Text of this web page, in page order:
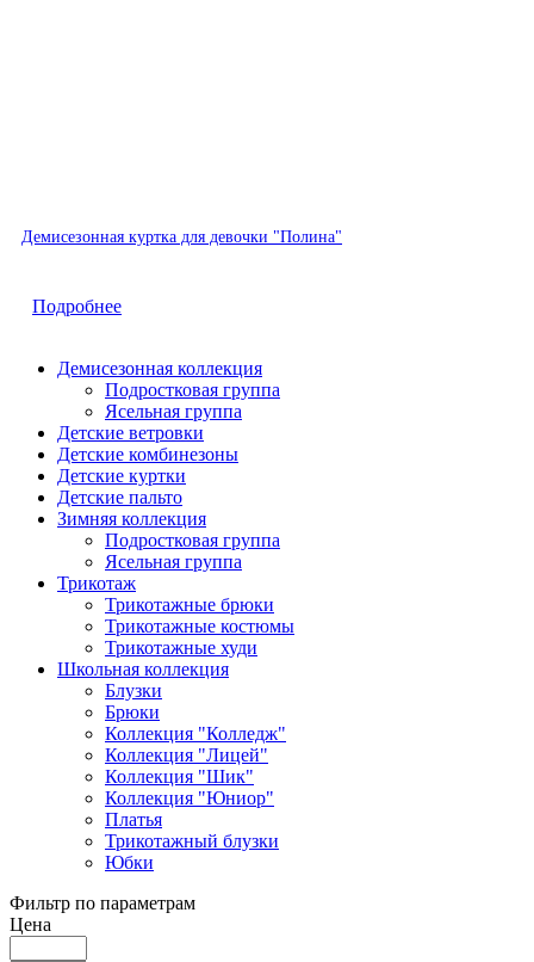
Быстрый просмотр
Демисезонная куртка для девочки "Полина"
Подробнее
Демисезонная коллекция
Подростковая группа
Ясельная группа
Детские ветровки
Детские комбинезоны
Детские куртки
Детские пальто
Зимняя коллекция
Подростковая группа
Ясельная группа
Трикотаж
Трикотажные брюки
Трикотажные костюмы
Трикотажные худи
Школьная коллекция
Блузки
Брюки
Коллекция "Колледж"
Коллекция "Лицей"
Коллекция "Шик"
Коллекция "Юниор"
Платья
Трикотажный блузки
Юбки
Фильтр по параметрам
Цена